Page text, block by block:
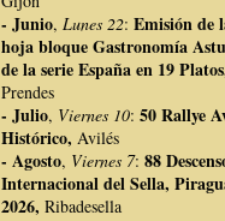
- Junio, Lunes 22: Emisión de
hoja bloque Gastronomía
de la serie España en 19
Prendes
- Julio, Viernes 10: 50 Rallye
Histórico, Avilés
- Agosto, Viernes 7: 88
Internacional del Sella,
2026, Ribadesella